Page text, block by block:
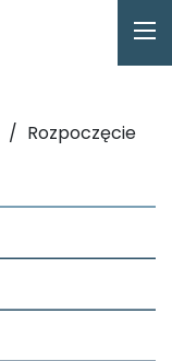
/ Rozpoczęcie